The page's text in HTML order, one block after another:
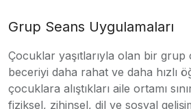
Grup Seans Uygulamaları
Çocuklar yaşıtlarıyla olan bir grup
beceriyi daha rahat ve daha hızlı
çocuklara alıştıkları aile ortamı
fiziksel, zihinsel, dil ve sosyal